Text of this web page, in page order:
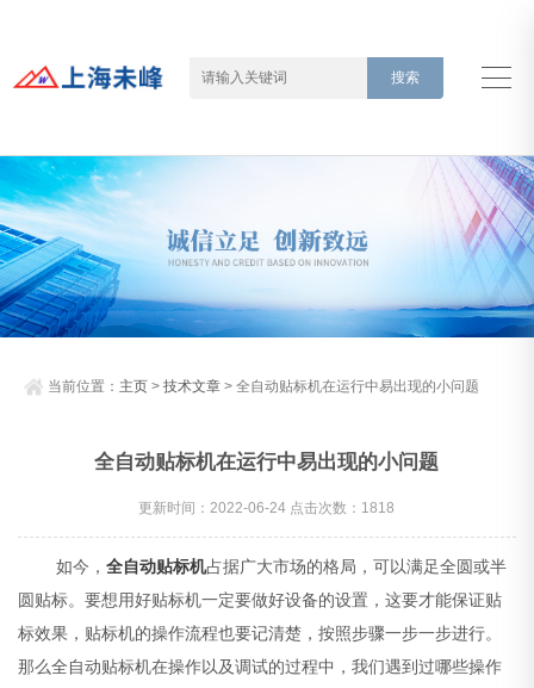
当前位置： 主页 >技术文章 > 全自动贴标机在运行中易出现的小问题
全自动贴标机在运行中易出现的小问题
更新时间：2022-06-24 点击次数：1818
如今，全自动贴标机占据广大市场的格局，可以满足全圆或半
圆贴标。要想用好贴标机一定要做好设备的设置，这要才能保证贴
标效果，贴标机的操作流程也要记清楚，按照步骤一步一步进行。
那么全自动贴标机在操作以及调试的过程中，我们遇到过哪些操作